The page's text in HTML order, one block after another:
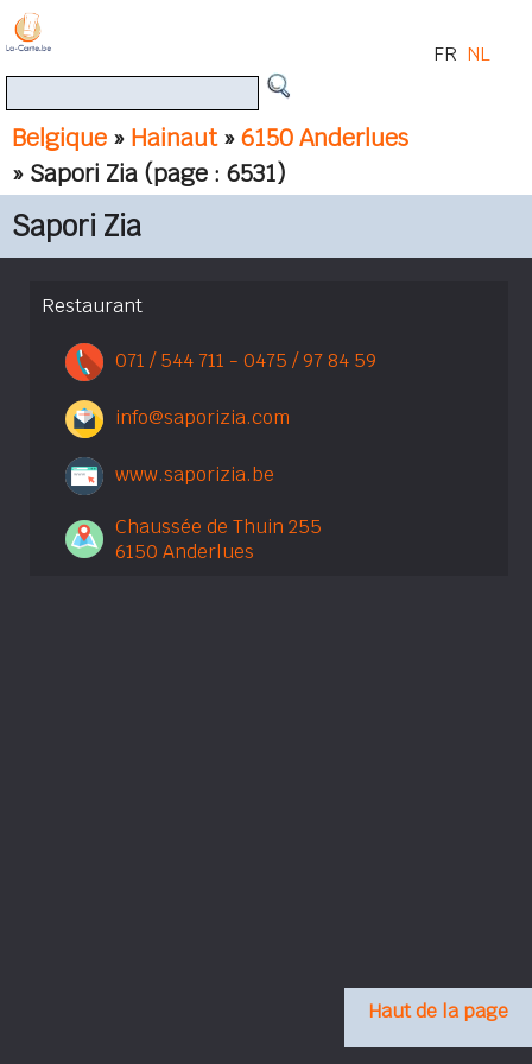
Belgique » Hainaut»6150 Anderlues
» Sapori Zia (page : 6531)
FR NL
Sapori Zia
Restaurant
071 / 544 711 - 0475 / 97 84 59
info@saporizia.com
www.saporizia.be
Chaussée de Thuin 255
6150 Anderlues
Haut de la page